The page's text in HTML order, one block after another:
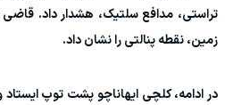
تراستی، مدافع سلتیک، هشدار داد. قاضی
زمین، نقطه پنالتی را نشان داد.
در ادامه، کلچی ایهاناچو پشت توپ